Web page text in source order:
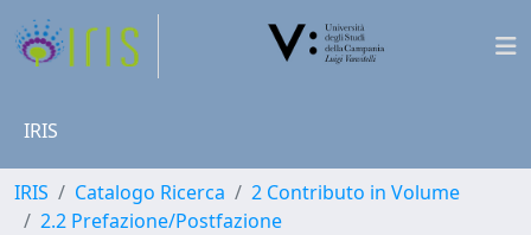
IRIS
IRIS Catalogo Ricerca
2 Contributo in Volume
2.2 Prefazione/Postfazione